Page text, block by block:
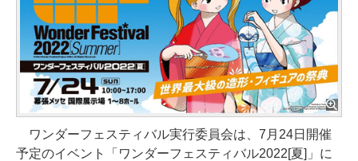
ワンダーフェスティバル実行委員会は、7月24日開催
予定のイベント「ワンダーフェスティバル2022[夏]」に